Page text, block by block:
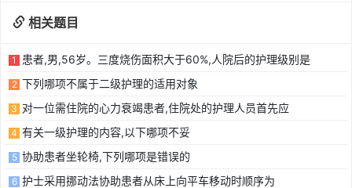
相关题目
1 患者,男,56岁。三度烧伤面积大于60%,人院后的护理级别是
2 下列哪项不属于二级护理的适用对象
3 对一位需住院的心力衰竭患者,住院处的护理人员首先应
4 有关一级护理的内容,以下哪项不妥
5 协助患者坐轮椅,下列哪项是错误的
6 护士采用挪动法协助患者从床上向平车移动时顺序为